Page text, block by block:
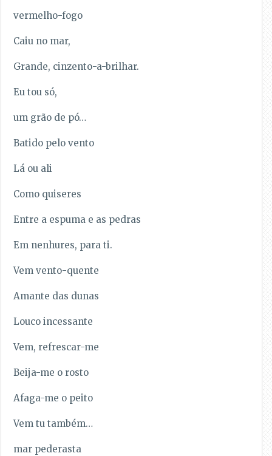
vermelho-fogo
Caiu no mar,
Grande, cinzento-a-brilhar.
Eu tou só,
um grão de pó…
Batido pelo vento
Lá ou ali
Como quiseres
Entre a espuma e as pedras
Em nenhures, para ti.
Vem vento-quente
Amante das dunas
Louco incessante
Vem, refrescar-me
Beija-me o rosto
Afaga-me o peito
Vem tu também…
mar pederasta